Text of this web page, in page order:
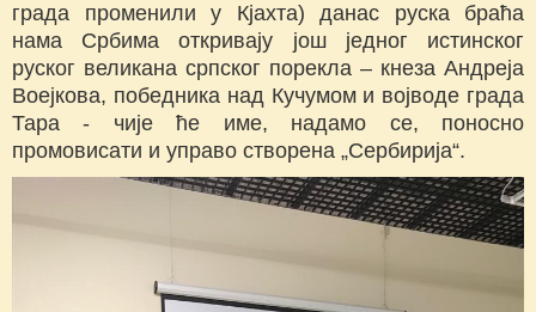
града променили у Кјахта) данас руска браћа
нама Србима откривају још једног истинског
руског великана српског порекла – кнеза Андреја
Воејкова, победника над Кучумом и војводе града
Тара - чије ће име, надамо се, поносно
промовисати и управо створена „Сербирија“.